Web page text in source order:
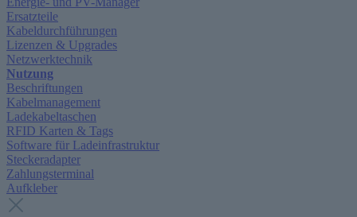
Ersatzteile
Kabeldurchführungen
Lizenzen & Upgrades
Netzwerktechnik
Nutzung
Beschriftungen
Kabelmanagement
Ladekabeltaschen
RFID Karten & Tags
Software für Ladeinfrastruktur
Steckeradapter
Zahlungsterminal
Aufkleber